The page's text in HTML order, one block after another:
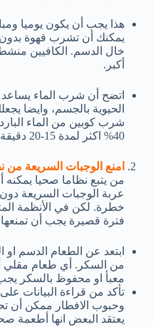
هذا يجب أن يكون يوميا
يمكنك أن تشرب قهوة
خال الدسم. الكافيين
أكبر.
اتضح أن شرب الماء
الحيوية بالجسم، وايضا
شرب كوبين من الماء
40% اكثر لمدة 15-20 دقيقة.
امنع الوجبات السريعة من
من يتبع نظاما صحيا يمكنه
عربة الوجبات السريعة
خطرة. لكن في الأنظمة
فترة قصيرة يجب أن تمنعها
ابتعد عن الطعام الدسم
من السكر. أي طعام مقلي
معبأ او محفوظ بالسكر يجب
تأكد من قراءة البيانات
وحبوب الافطار ممكن أن
يعتقد البعض انها أطعمة